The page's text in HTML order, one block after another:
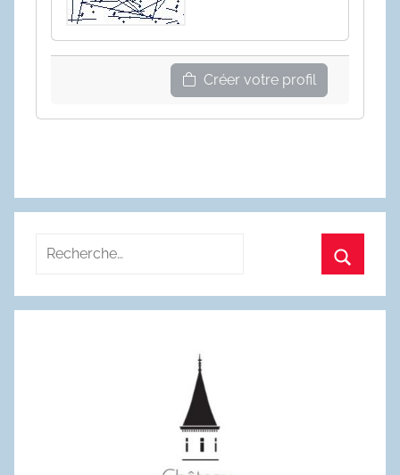
Créer votre profil
Recherche
: